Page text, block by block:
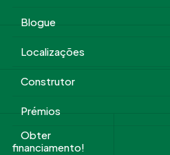
Blogue
Localizações
Construtor
Prémios
Obter
financiamento!